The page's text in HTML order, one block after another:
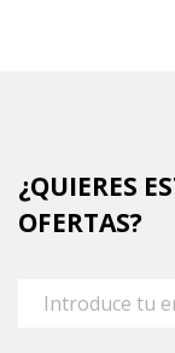
¿QUIERES
OFERTAS?